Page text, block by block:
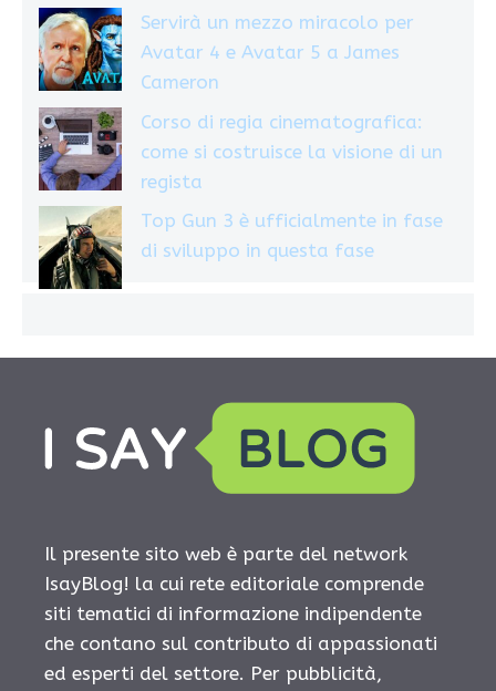
Servirà un mezzo miracolo per
Avatar 4 e Avatar 5 a James
Cameron
Corso di regia cinematografica:
come si costruisce la visione di un
regista
Top Gun 3 è ufficialmente in fase
di sviluppo in questa fase
Il presente sito web è parte del network
IsayBlog! la cui rete editoriale comprende
siti tematici di informazione indipendente
che contano sul contributo di appassionati
ed esperti del settore. Per pubblicità,